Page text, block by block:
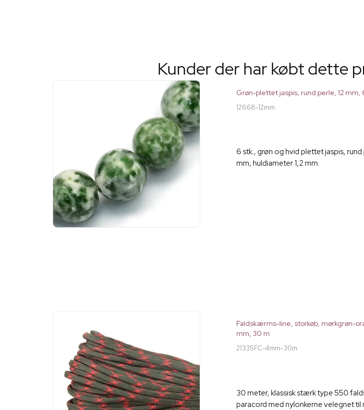
Kunder der har købt dette
Grøn-plettet jaspis, rund perle, 12 mm,
12668-12mm
6 stk., grøn og hvid plettet jaspis,
mm, huldiameter 1,2 mm.
Faldskærms-line, storkøb, mørkgrøn-
mm, 30 m
21335FC-4mm-30m
30 meter, klassisk stærk type 550
paracord med nylonkerne velegnet til